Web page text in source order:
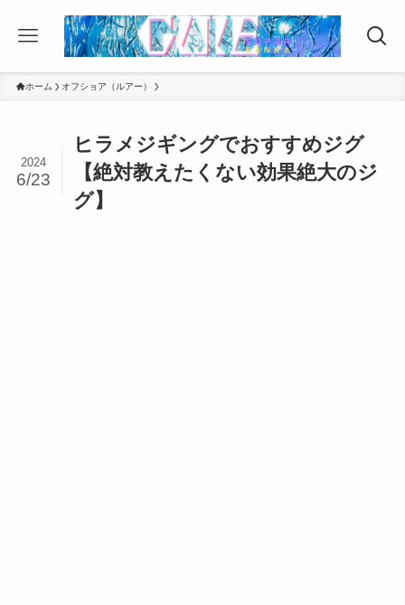
ホーム オフショア（ルアー）
ヒラメジギングでおすすめジグ
【絶対教えたくない効果絶大のジ
グ】
2024
6/23